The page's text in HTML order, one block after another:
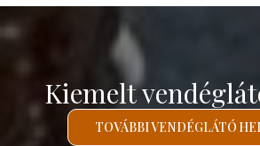
Kiemelt
TOVÁBBI VENDÉGLÁTÓ